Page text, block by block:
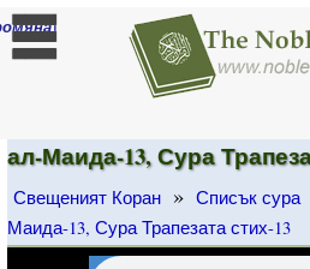
]
ал-Маида-13, Сура
Свещеният Коран » Списък сура
Маида-13, Сура Трапезата стих-13